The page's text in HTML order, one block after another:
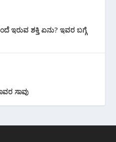
ಇರುವ ಶಕ್ತಿ ಏನು? ಇವರ ಬಗ್ಗೆ
ಸಾವು